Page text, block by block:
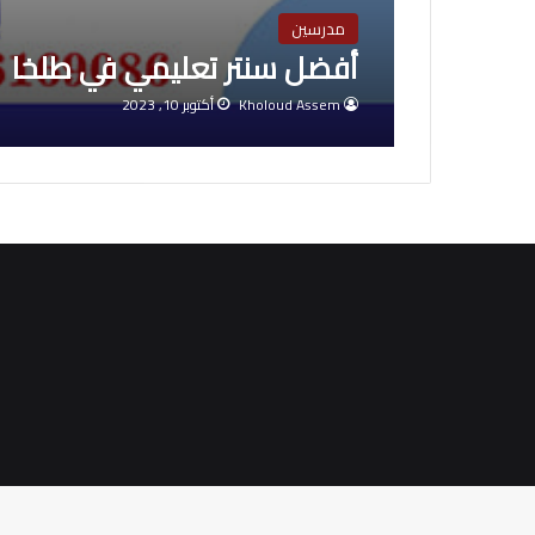
مدرسين
أفضل سنتر تعليمي في طلخا
Kholoud Assem أكتوبر 10, 2023